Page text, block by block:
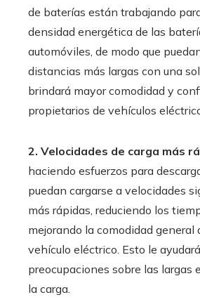
de baterías están trabajando
densidad energética de las
automóviles, de modo que
distancias más largas con una
brindará mayor comodidad y
propietarios de vehículos
2. Velocidades de carga más
haciendo esfuerzos para
puedan cargarse a velocidades
más rápidas, reduciendo los
mejorando la comodidad general
vehículo eléctrico. Esto le
preocupaciones sobre las largas
la carga.